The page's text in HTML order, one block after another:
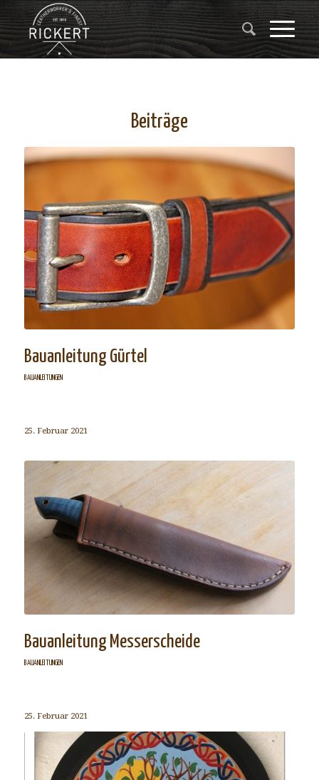
Beiträge
Bauanleitung Gürtel
BAUANLEITUNGEN
25. Februar 2021
Bauanleitung Messerscheide
BAUANLEITUNGEN
25. Februar 2021